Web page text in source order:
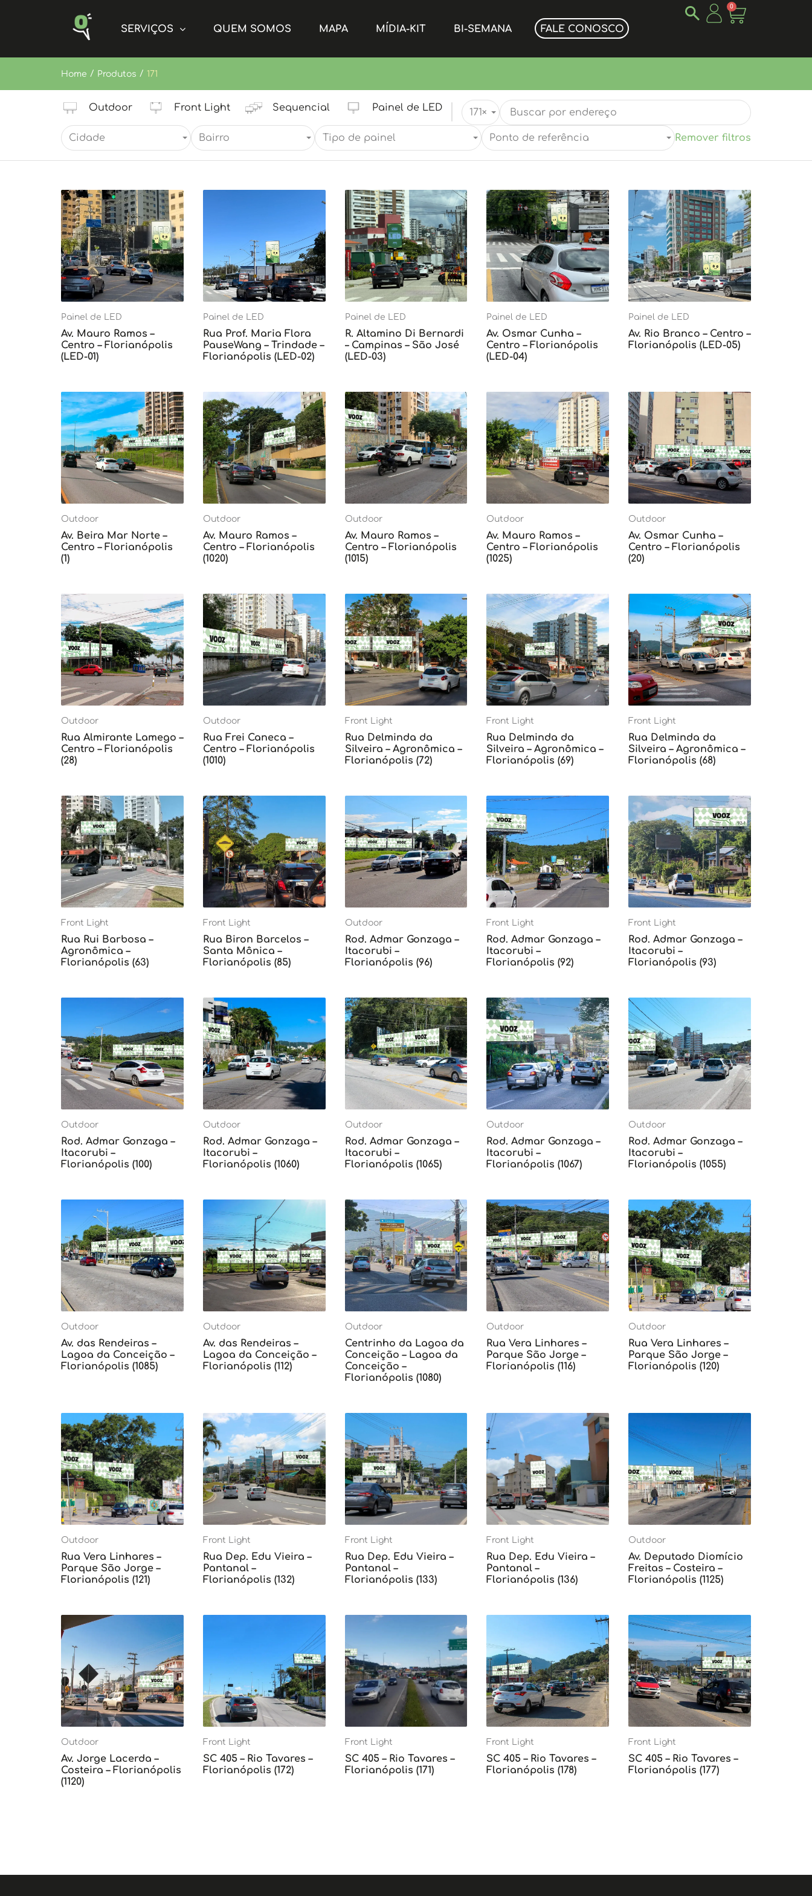
SERVIÇOS QUEM SOMOS MAPA MÍDIA-KIT BI-SEMANA FALE CONOSCO
0
Home / Produtos / 171
Outdoor Front Light Sequencial Painel de LED 171×
Cidade Bairro Tipo de painel Ponto de referência Remover filtros
Painel de LED
Av. Mauro Ramos –
Centro – Florianópolis
(LED-01)
Painel de LED
Rua Prof. Maria Flora
PauseWang – Trindade –
Florianópolis (LED-02)
Painel de LED
R. Altamino Di Bernardi
– Campinas – São José
(LED-03)
Painel de LED
Av. Osmar Cunha –
Centro – Florianópolis
(LED-04)
Painel de LED
Av. Rio Branco – Centro –
Florianópolis (LED-05)
Outdoor
Av. Beira Mar Norte –
Centro – Florianópolis
(1)
Outdoor
Av. Mauro Ramos –
Centro – Florianópolis
(1020)
Outdoor
Av. Mauro Ramos –
Centro – Florianópolis
(1015)
Outdoor
Av. Mauro Ramos –
Centro – Florianópolis
(1025)
Outdoor
Av. Osmar Cunha –
Centro – Florianópolis
(20)
Outdoor
Rua Almirante Lamego –
Centro – Florianópolis
(28)
Outdoor
Rua Frei Caneca –
Centro – Florianópolis
(1010)
Front Light
Rua Delminda da
Silveira – Agronômica –
Florianópolis (72)
Front Light
Rua Delminda da
Silveira – Agronômica –
Florianópolis (69)
Front Light
Rua Delminda da
Silveira – Agronômica –
Florianópolis (68)
Front Light
Rua Rui Barbosa –
Agronômica –
Florianópolis (63)
Front Light
Rua Biron Barcelos –
Santa Mônica –
Florianópolis (85)
Outdoor
Rod. Admar Gonzaga –
Itacorubi –
Florianópolis (96)
Front Light
Rod. Admar Gonzaga –
Itacorubi –
Florianópolis (92)
Front Light
Rod. Admar Gonzaga –
Itacorubi –
Florianópolis (93)
Outdoor
Rod. Admar Gonzaga –
Itacorubi –
Florianópolis (100)
Outdoor
Rod. Admar Gonzaga –
Itacorubi –
Florianópolis (1060)
Outdoor
Rod. Admar Gonzaga –
Itacorubi –
Florianópolis (1065)
Outdoor
Rod. Admar Gonzaga –
Itacorubi –
Florianópolis (1067)
Outdoor
Rod. Admar Gonzaga –
Itacorubi –
Florianópolis (1055)
Outdoor
Av. das Rendeiras –
Lagoa da Conceição –
Florianópolis (1085)
Outdoor
Av. das Rendeiras –
Lagoa da Conceição –
Florianópolis (112)
Outdoor
Centrinho da Lagoa da
Conceição – Lagoa da
Conceição –
Florianópolis (1080)
Outdoor
Rua Vera Linhares –
Parque São Jorge –
Florianópolis (116)
Outdoor
Rua Vera Linhares –
Parque São Jorge –
Florianópolis (120)
Outdoor
Rua Vera Linhares –
Parque São Jorge –
Florianópolis (121)
Front Light
Rua Dep. Edu Vieira –
Pantanal –
Florianópolis (132)
Front Light
Rua Dep. Edu Vieira –
Pantanal –
Florianópolis (133)
Front Light
Rua Dep. Edu Vieira –
Pantanal –
Florianópolis (136)
Outdoor
Av. Deputado Diomício
Freitas – Costeira –
Florianópolis (1125)
Outdoor
Av. Jorge Lacerda –
Costeira – Florianópolis
(1120)
Front Light
SC 405 – Rio Tavares –
Florianópolis (172)
Front Light
SC 405 – Rio Tavares –
Florianópolis (171)
Front Light
SC 405 – Rio Tavares –
Florianópolis (178)
Front Light
SC 405 – Rio Tavares –
Florianópolis (177)